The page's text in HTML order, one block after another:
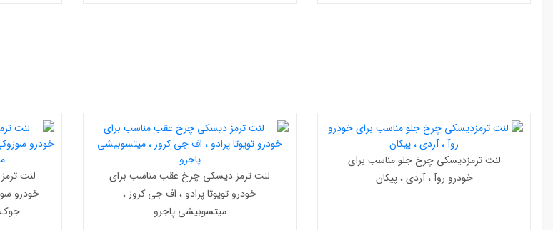
لنت ترمزدیسکی چرخ جلو مناسب برای
خودرو روآ ، آردی ، پیکان
لنت ترمز دیسکی چرخ عقب مناسب برای
خودرو تویوتا پرادو ، اف جی کروز ،
میتسوبیشی پاجرو
لنت
خودرو
جوک